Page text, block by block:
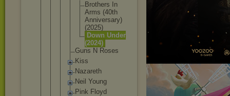
Brothers In
Arms (40th
Anniversary)
(2025)
Down Under
(2024)
Guns N Roses
Kiss
Nazareth
Neil Young
Pink Floyd